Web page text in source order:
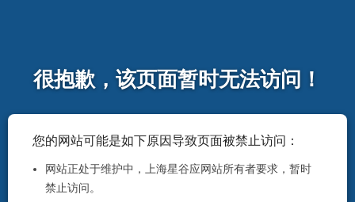
很抱歉，该页面暂时无法访问！
您的网站可能是如下原因导致页面被禁止访问：
网站正处于维护中，上海星谷应网站所有者要求，暂时
禁止访问。